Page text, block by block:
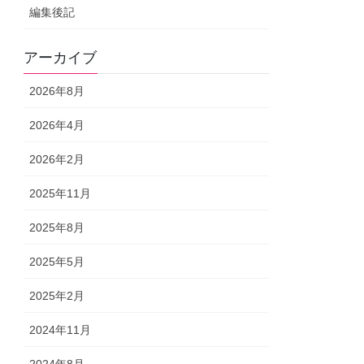
編集後記
アーカイブ
2026年8月
2026年4月
2026年2月
2025年11月
2025年8月
2025年5月
2025年2月
2024年11月